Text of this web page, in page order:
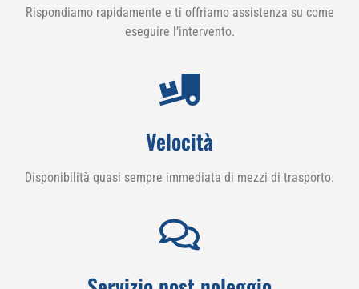
Rispondiamo rapidamente e ti offriamo assistenza su come
eseguire l’intervento.
Velocità
Disponibilità quasi sempre immediata di mezzi di trasporto.